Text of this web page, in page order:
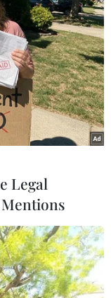
phát triển
Donna
Legal